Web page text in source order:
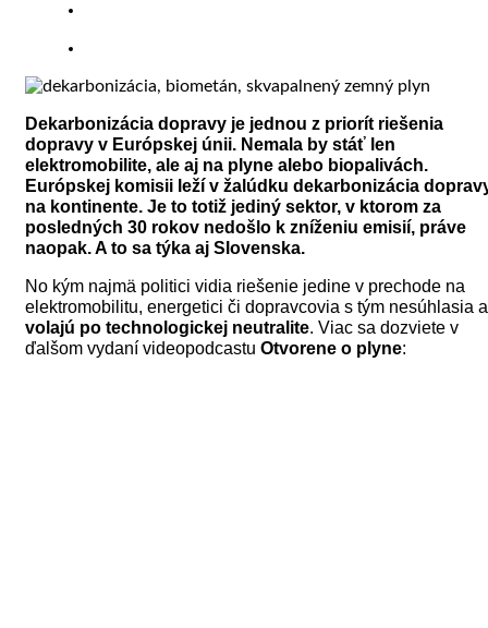
Dekarbonizácia dopravy je jednou z priorít riešenia
dopravy v Európskej únii. Nemala by stáť len
elektromobilite, ale aj na plyne alebo biopalivách.
Európskej komisii leží v žalúdku dekarbonizácia
na kontinente. Je to totiž jediný sektor, v ktorom za
posledných 30 rokov nedošlo k zníženiu emisií, práve
naopak. A to sa týka aj Slovenska.
No kým najmä politici vidia riešenie jedine v prechode na
elektromobilitu, energetici či dopravcovia s tým nesúhlasia a
volajú po technologickej neutralite. Viac sa dozviete v
ďalšom vydaní videopodcastu Otvorene o plyne: